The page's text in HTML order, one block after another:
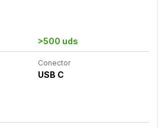
>500 uds
Conector
USB C